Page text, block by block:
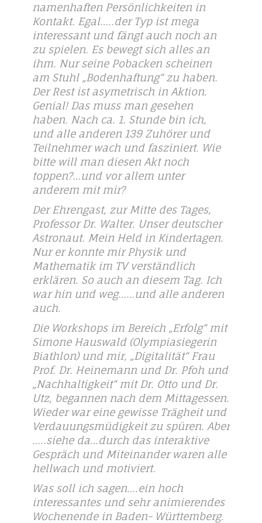
namenhaften Persönlichkeiten in
Kontakt. Egal…..der Typ ist mega
interessant und fängt auch noch an
zu spielen. Es bewegt sich alles an
ihm. Nur seine Pobacken scheinen
am Stuhl „Bodenhaftung“ zu haben.
Der Rest ist asymetrisch in Aktion.
Genial! Das muss man gesehen
haben. Nach ca. 1. Stunde bin ich,
und alle anderen 139 Zuhörer und
Teilnehmer wach und fasziniert. Wie
bitte will man diesen Akt noch
toppen?…und vor allem unter
anderem mit mir?
Der Ehrengast, zur Mitte des Tages,
Professor Dr. Walter. Unser deutscher
Astronaut. Mein Held in Kindertagen.
Nur er konnte mir Physik und
Mathematik im TV verständlich
erklären. So auch an diesem Tag. Ich
war hin und weg……und alle anderen
auch.
Die Workshops im Bereich „Erfolg“ mit
Simone Hauswald (Olympiasiegerin
Biathlon) und mir, „Digitalität“ Frau
Prof. Dr. Heinemann und Dr. Pfoh und
„Nachhaltigkeit“ mit Dr. Otto und Dr.
Utz, begannen nach dem Mittagessen.
Wieder war eine gewisse Trägheit und
Verdauungsmüdigkeit zu spüren. Aber
…..siehe da…durch das interaktive
Gespräch und Miteinander waren alle
hellwach und motiviert.
Was soll ich sagen….ein hoch
interessantes und sehr animierendes
Wochenende in Baden- Württemberg.